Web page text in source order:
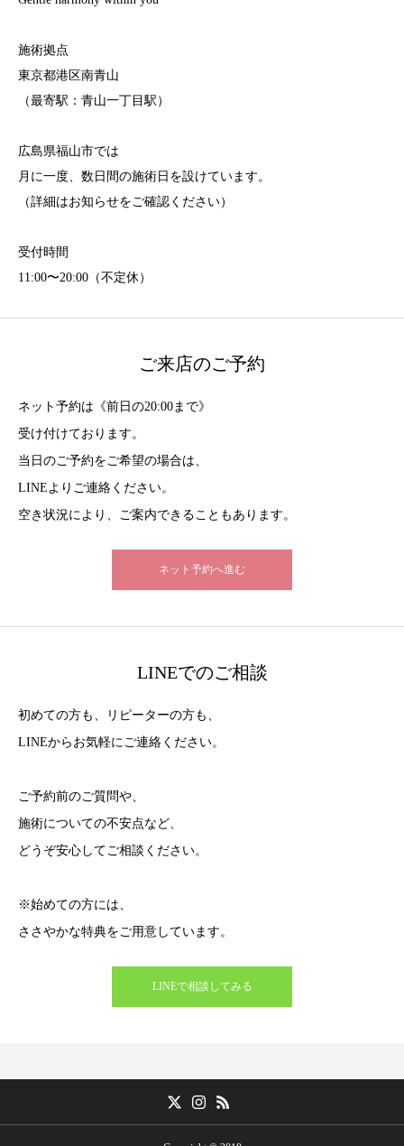
施術拠点
東京都港区南青山
（最寄駅：青山一丁目駅）
広島県福山市では
月に一度、数日間の施術日を設けています。
（詳細はお知らせをご確認ください）
受付時間
11:00〜20:00（不定休）
ご来店のご予約
ネット予約は《前日の20:00まで》
受け付けております。
当日のご予約をご希望の場合は、
LINEよりご連絡ください。
空き状況により、ご案内できることもあります。
ネット予約へ進む
LINEでのご相談
初めての方も、リピーターの方も、
LINEからお気軽にご連絡ください。
ご予約前のご質問や、
施術についての不安点など、
どうぞ安心してご相談ください。
※始めての方には、
ささやかな特典をご用意しています。
LINEで相談してみる